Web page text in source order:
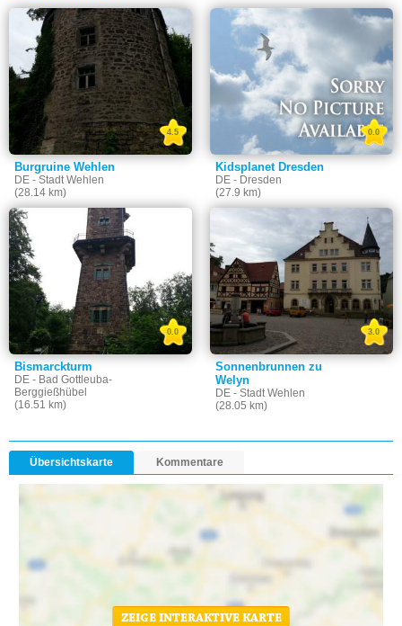
Burgruine Wehlen
DE - Stadt Wehlen
(28.14 km)
4.5
Kidsplanet Dresden
DE - Dresden
(27.9 km)
0.0
Bismarckturm
DE - Bad Gottleuba-
Berggießhübel
(16.51 km)
0.0
Sonnenbrunnen zu
Welyn
DE - Stadt Wehlen
(28.05 km)
3.0
Übersichtskarte Kommentare
ZEIGE INTERAKTIVE KARTE